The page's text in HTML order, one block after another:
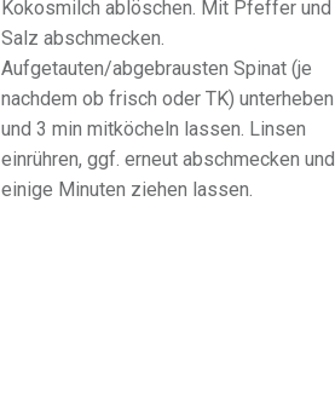
Kokosmilch ablöschen. Mit Pfeffer und
Salz abschmecken.
Aufgetauten/abgebrausten Spinat (je
nachdem ob frisch oder TK) unterheben
und 3 min mitköcheln lassen. Linsen
einrühren, ggf. erneut abschmecken und
einige Minuten ziehen lassen.